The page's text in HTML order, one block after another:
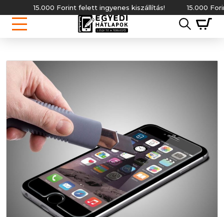
15.000 Forint felett ingyenes kiszállítás! 15.000 Forint